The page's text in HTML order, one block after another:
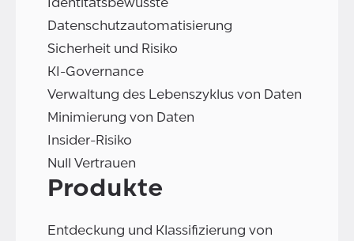
Identitätsbewusste
Datenschutzautomatisierung
Sicherheit und Risiko
KI-Governance
Verwaltung des Lebenszyklus von Daten
Minimierung von Daten
Insider-Risiko
Null Vertrauen
Produkte
Entdeckung und Klassifizierung von